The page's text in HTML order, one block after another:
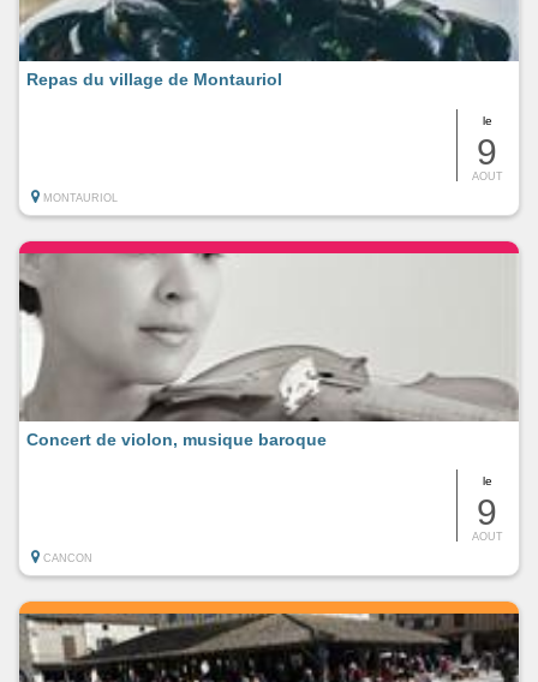
le
9
AOUT
Repas du village de Montauriol
MONTAURIOL
le
9
AOUT
Concert de violon, musique baroque
CANCON